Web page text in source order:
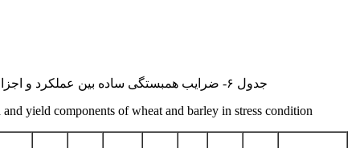
جدول ۶- ضرایب همبستگی ساده بین عملکرد و اجزای عملکرد رقم­های گندم و جو در شرایط تنش آبی.
yield components of wheat and barley in stress condition.